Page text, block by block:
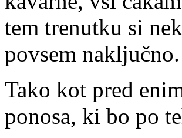
tem trenutku si
povsem naključno.
Tako kot pred
ponosa, ki bo po